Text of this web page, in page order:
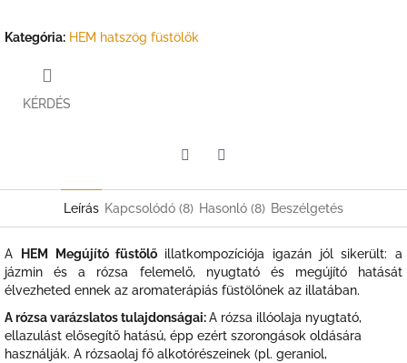
Kategória: HEM hatszög füstölők
KÉRDÉS
Leírás Kapcsolódó (8) Hasonló (8) Beszélgetés
A HEM Megújító füstölő illatkompozíciója igazán jól sikerült: a
jázmin és a rózsa felemelő, nyugtató és megújító hatását
élvezheted ennek az aromaterápiás füstölőnek az illatában.
A rózsa varázslatos tulajdonságai:A rózsa illóolaja nyugtató,
ellazulást elősegítő hatású, épp ezért szorongások oldására
használják. A rózsaolaj fő alkotórészeinek (pl. geraniol,